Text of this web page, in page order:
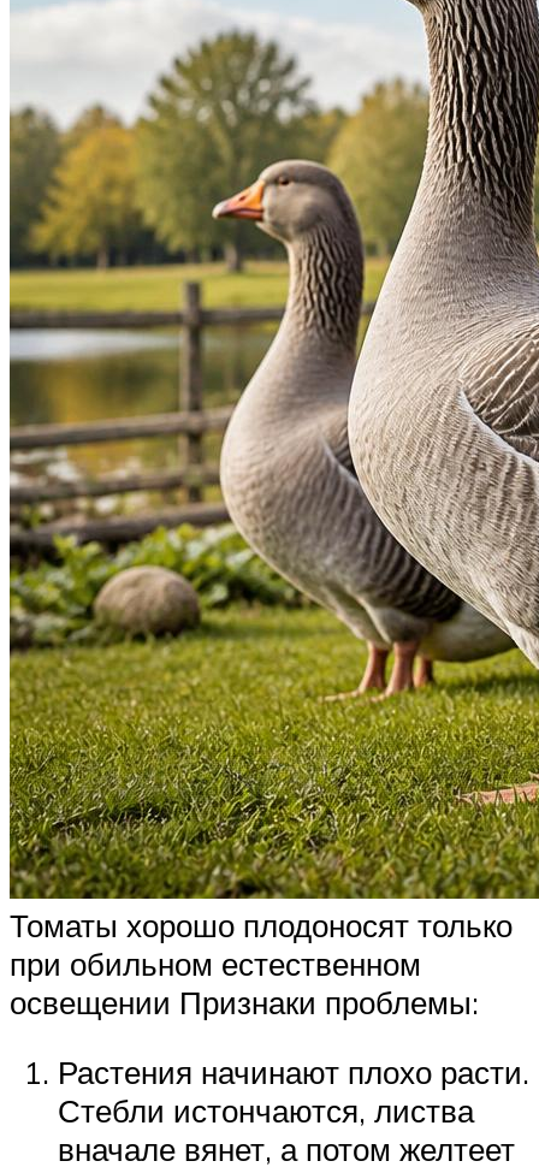
Томаты хорошо плодоносят только
при обильном естественном
освещении Признаки проблемы:
Растения начинают плохо расти.
Стебли истончаются, листва
вначале вянет, а потом желтеет